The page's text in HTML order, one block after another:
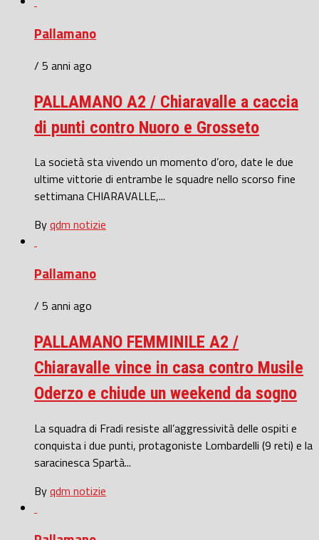
Pallamano
/ 5 anni ago
PALLAMANO A2 / Chiaravalle a caccia
di punti contro Nuoro e Grosseto
La società sta vivendo un momento d’oro, date le due
ultime vittorie di entrambe le squadre nello scorso fine
settimana CHIARAVALLE,...
Byqdm notizie
Pallamano
/ 5 anni ago
PALLAMANO FEMMINILE A2 /
Chiaravalle vince in casa contro Musile
Oderzo e chiude un weekend da sogno
La squadra di Fradi resiste all’aggressività delle ospiti e
conquista i due punti, protagoniste Lombardelli (9 reti) e la
saracinesca Spartà...
Byqdm notizie